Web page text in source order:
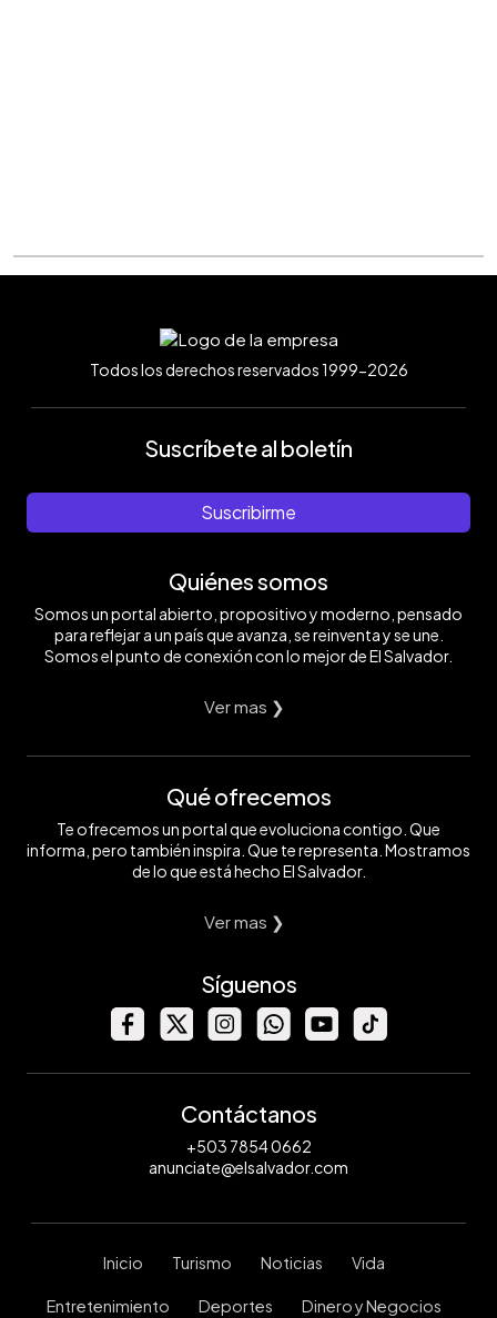
Todos los derechos reservados 1999-2026
Suscríbete al boletín
Suscribirme
Quiénes somos
Somos un portal abierto, propositivo y moderno, pensado
para reflejar a un país que avanza, se reinventa y se une.
Somos el punto de conexión con lo mejor de El Salvador.
Ver mas ❯
Qué ofrecemos
Te ofrecemos un portal que evoluciona contigo. Que
informa, pero también inspira. Que te representa. Mostramos
de lo que está hecho El Salvador.
Ver mas ❯
Síguenos
Contáctanos
+503 7854 0662
anunciate@elsalvador.com
Inicio Turismo Noticias Vida
Entretenimiento Deportes Dinero y Negocios